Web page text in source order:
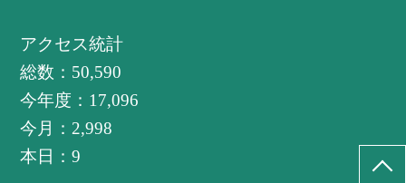
アクセス統計
総数： 50,590
今年度： 17,096
今月： 2,998
本日：9